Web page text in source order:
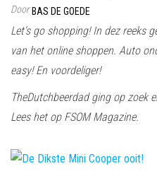
Door BAS DE GOEDE
Let’s go shopping! In dez reeks
van het online shoppen. Auto
easy! En voordeliger!
TheDutchbeerdad ging op zoek
Lees het op FSOM Magazine.